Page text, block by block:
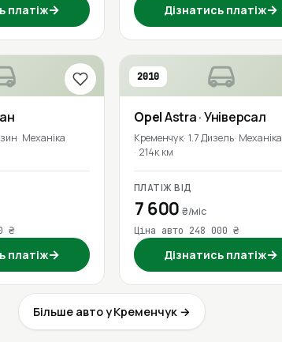
платіж→ Дізнатись платіж→
Механіка
₴
платіж→
2010
OpelAstra· Універсал
Кременчук 1.7 Дизель Механіка
214к км
ПЛАТІЖ ВІД
7 600₴/міс
Ціна авто 248 000 ₴
Дізнатись платіж→
Більше авто у Кременчук →